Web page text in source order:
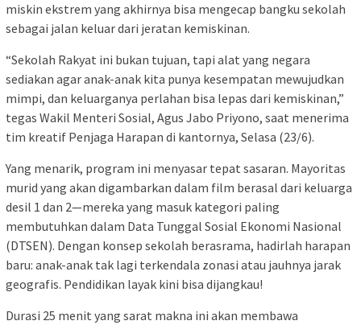
miskin ekstrem yang akhirnya bisa mengecap bangku sekolah
sebagai jalan keluar dari jeratan kemiskinan.
“Sekolah Rakyat ini bukan tujuan, tapi alat yang negara
sediakan agar anak-anak kita punya kesempatan mewujudkan
mimpi, dan keluarganya perlahan bisa lepas dari kemiskinan,”
tegas Wakil Menteri Sosial, Agus Jabo Priyono, saat menerima
tim kreatif Penjaga Harapan di kantornya, Selasa (23/6).
Yang menarik, program ini menyasar tepat sasaran. Mayoritas
murid yang akan digambarkan dalam film berasal dari keluarga
desil 1 dan 2—mereka yang masuk kategori paling
membutuhkan dalam Data Tunggal Sosial Ekonomi Nasional
(DTSEN). Dengan konsep sekolah berasrama, hadirlah harapan
baru: anak-anak tak lagi terkendala zonasi atau jauhnya jarak
geografis. Pendidikan layak kini bisa dijangkau!
Durasi 25 menit yang sarat makna ini akan membawa